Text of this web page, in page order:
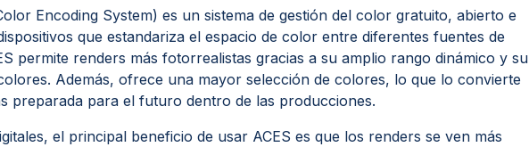
Encoding System) es un sistema de gestión del color gratuito, abierto e
que estandariza el espacio de color entre diferentes fuentes de
permite renders más fotorrealistas gracias a su amplio rango dinámico y su
Además, ofrece una mayor selección de colores, lo que lo convierte
preparada para el futuro dentro de las producciones.
el principal beneficio de usar ACES es que los renders se ven más